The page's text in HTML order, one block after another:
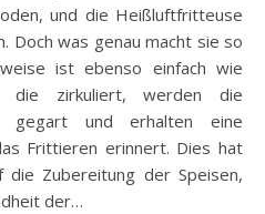
und die Heißluftfritteuse
Doch was genau macht sie so
ist ebenso einfach wie
die zirkuliert, werden die
gegart und erhalten eine
Frittieren erinnert. Dies hat
die Zubereitung der Speisen,
der…